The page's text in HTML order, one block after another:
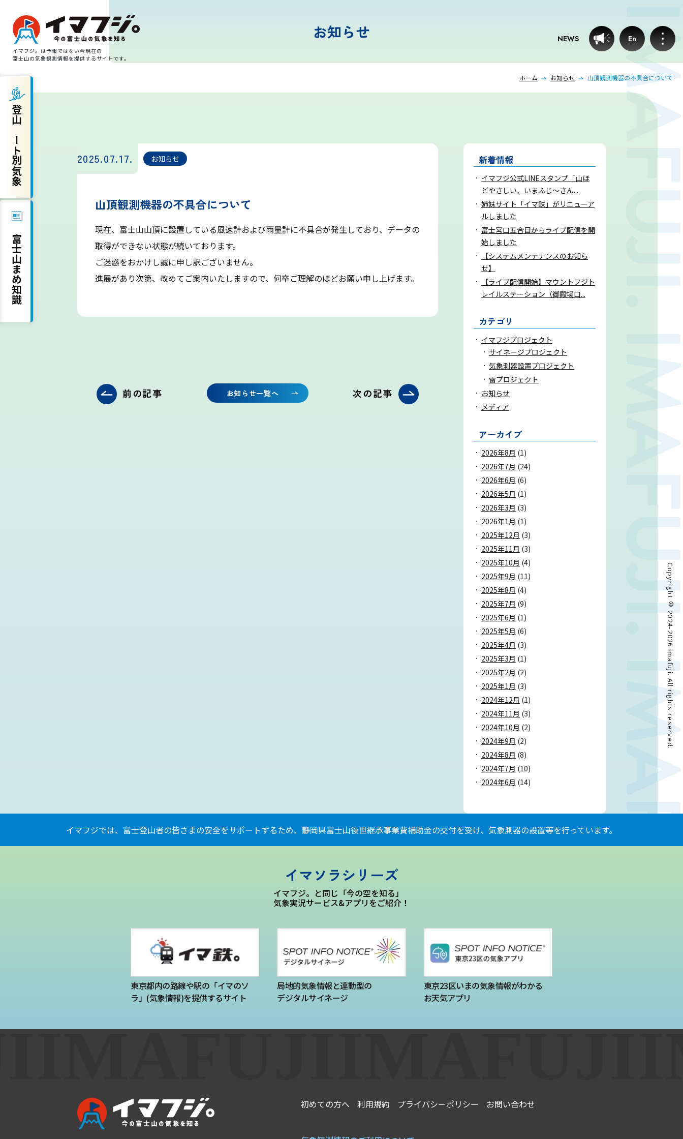
イマフジ。は予報ではない今現在の
富士山の気象観測情報を提供するサイトです。
NEWS En
登山ルート別気象
プリンスルート
吉田ルート
富士山まめ知識
イマフジプロジェクト
気象測器設置プロジェクト
お知らせ
いまふじぃ～さんの部屋
利用規約
プライバシーポリシー
お問い合わせ
気象庁 関連リンク
運営会社
登山ルート別気象
富士山まめ知識
お知らせ
ホーム お知らせ 山頂観測機器の不具合について
2025.07.17. お知らせ
山頂観測機器の不具合について
現在、富士山山頂に設置している風速計および雨量計に不具合が発生しており、データの
取得ができない状態が続いております。
ご迷惑をおかけし誠に申し訳ございません。
進展があり次第、改めてご案内いたしますので、何卒ご理解のほどお願い申し上げます。
前の記事 お知らせ一覧へ 次の記事
新着情報
イマフジ公式LINEスタンプ「山ほ
どやさしい、いまふじ～さん...
姉妹サイト「イマ鉄」がリニューア
ルしました
富士宮口五合目からライブ配信を開
始しました
【システムメンテナンスのお知ら
せ】
【ライブ配信開始】マウントフジト
レイルステーション（御殿場口...
カテゴリ
イマフジプロジェクト
サイネージプロジェクト
気象測器設置プロジェクト
雷プロジェクト
お知らせ
メディア
アーカイブ
2026年8月 (1)
2026年7月 (24)
2026年6月 (6)
2026年5月 (1)
2026年3月 (3)
2026年1月 (1)
2025年12月 (3)
2025年11月 (3)
2025年10月 (4)
2025年9月 (11)
2025年8月 (4)
2025年7月 (9)
2025年6月 (1)
2025年5月 (6)
2025年4月 (3)
2025年3月 (1)
2025年2月 (2)
2025年1月 (3)
2024年12月 (1)
2024年11月 (3)
2024年10月 (2)
2024年9月 (2)
2024年8月 (8)
2024年7月 (10)
2024年6月 (14)
イマフジでは、富士登山者の皆さまの安全をサポートするため、静岡県富士山後世継承事業費補助金の交付を受け、気象測器の設置等を行っています。
イマソラシリーズ
イマフジ。と同じ「今の空を知る」
気象実況サービス&アプリをご紹介！
東京都内の路線や駅の「イマのソ
ラ」(気象情報)を提供するサイト
局地的気象情報と連動型の
デジタルサイネージ
東京23区いまの気象情報がわかる
お天気アプリ
初めての方へ 利用規約 プライバシーポリシー お問い合わせ
Copyright © 2024-2026 imafuji. All rights reserved.